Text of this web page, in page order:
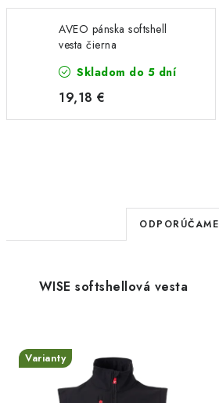
AVEO pánska softshell
vesta čierna
Skladom do 5 dní
19,18 €
R
a
d
i
ODPORÚČAME
p
WISE softshellová vesta
Varianty